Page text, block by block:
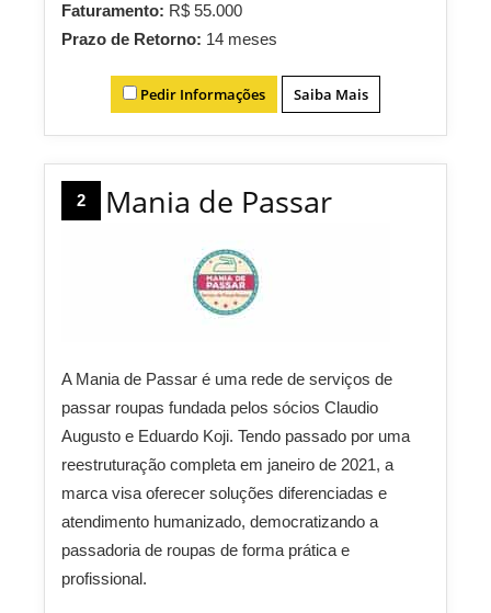
Faturamento: R$ 55.000
Prazo de Retorno: 14 meses
Pedir Informações Saiba Mais
2 Mania de Passar
A Mania de Passar é uma rede de serviços de
passar roupas fundada pelos sócios Claudio
Augusto e Eduardo Koji. Tendo passado por uma
reestruturação completa em janeiro de 2021, a
marca visa oferecer soluções diferenciadas e
atendimento humanizado, democratizando a
passadoria de roupas de forma prática e
profissional.